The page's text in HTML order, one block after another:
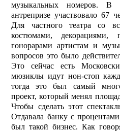
музыкальных номеров.
антрепризе участвовало 67
Для частного театра со
костюмами, декорациями,
гонорарами артистам и
вопросов это было
Это сейчас есть
мюзиклы идут нон-стоп
тогда это был самый
проект, который менял
Чтобы сделать этот
Отдавала банку с
был такой бизнес. Как